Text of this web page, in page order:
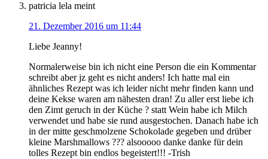
patricia lela meint
21. Dezember 2016 um 11:44
Liebe Jeanny!
Normalerweise bin ich nicht eine Person die ein Kommentar
schreibt aber jz geht es nicht anders! Ich hatte mal ein
ähnliches Rezept was ich leider nicht mehr finden kann und
deine Kekse waren am nähesten dran! Zu aller erst liebe ich
den Zimt geruch in der Küche ? statt Wein habe ich Milch
verwendet und habe sie rund ausgestochen. Danach habe ich
in der mitte geschmolzene Schokolade gegeben und drüber
kleine Marshmallows ??? alsooooo danke danke für dein
tolles Rezept bin endlos begeistert!!! -Trish